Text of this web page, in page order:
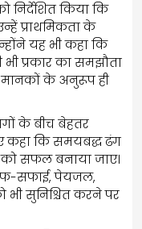
निर्देशित किया कि
प्राथमिकता के
यह भी कहा कि
भी प्रकार का समझौता
मानकों के अनुरूप ही
के बीच बेहतर
कहा कि समयबद्ध ढंग
को सफल बनाया जाए।
सफाई, पेयजल,
सुनिश्चित करने पर